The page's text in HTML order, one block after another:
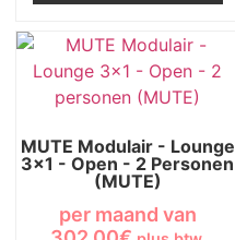
MUTE Modulair - Lounge
3x1 - Open - 2 Personen
(MUTE)
per maand van